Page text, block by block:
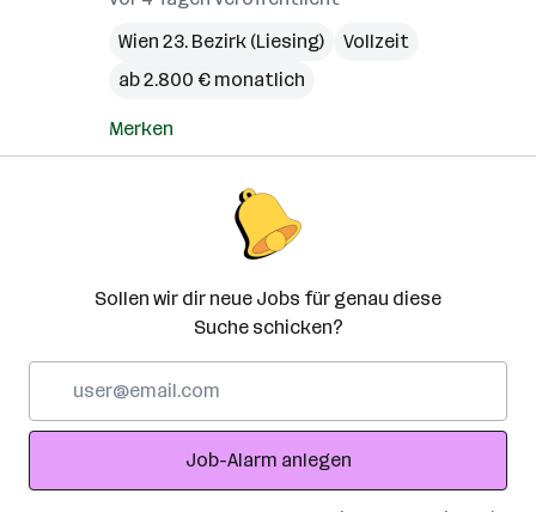
Wien 23. Bezirk (Liesing)
Vollzeit
ab 2.800 € monatlich
Merken
Sollen wir dir neue Jobs für genau diese
Suche schicken?
Adresse
Job-Alarm anlegen